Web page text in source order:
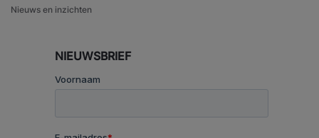
Nieuws en inzichten
NIEUWSBRIEF